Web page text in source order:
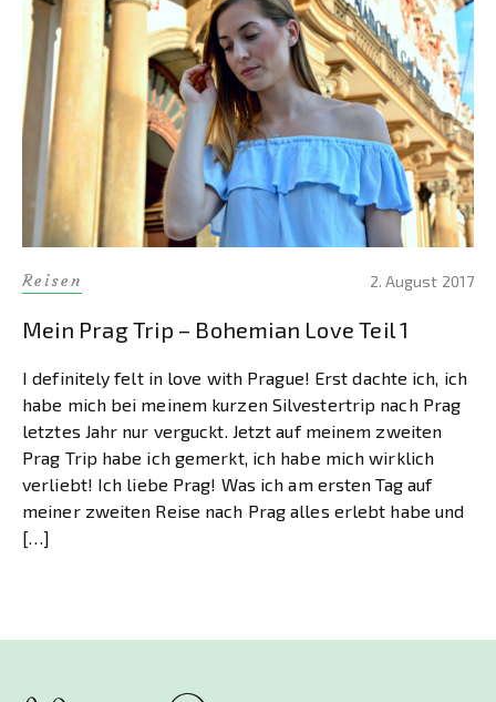
Reisen 2. August 2017
Mein Prag Trip – Bohemian Love Teil 1
I definitely felt in love with Prague! Erst dachte ich, ich
habe mich bei meinem kurzen Silvestertrip nach Prag
letztes Jahr nur verguckt. Jetzt auf meinem zweiten
Prag Trip habe ich gemerkt, ich habe mich wirklich
verliebt! Ich liebe Prag! Was ich am ersten Tag auf
meiner zweiten Reise nach Prag alles erlebt habe und
[…]